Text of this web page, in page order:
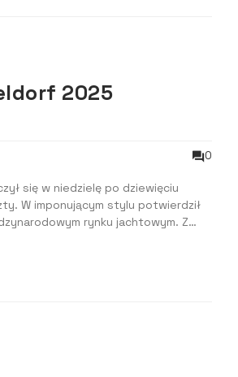
2025
0
się w niedzielę po dziewięciu
W imponującym stylu potwierdził
rynku jachtowym. Z
międzynarodowego sektora